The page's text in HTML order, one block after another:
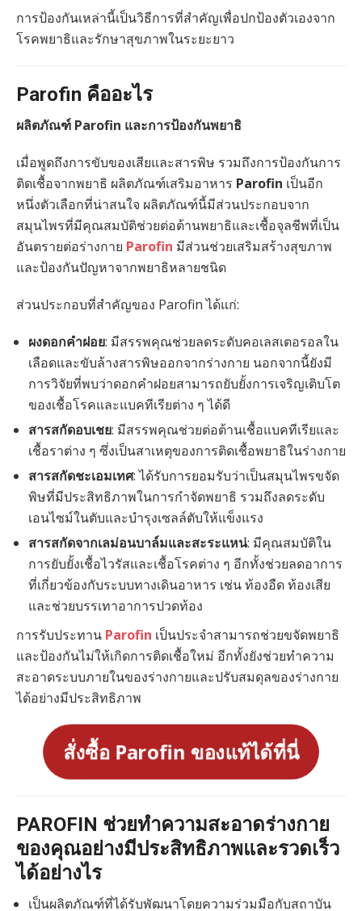
การป้องกันเหล่านี้เป็นวิธีการที่สำคัญเพื่อปกป้องตัวเองจาก
โรคพยาธิและรักษาสุขภาพในระยะยาว
Parofin คืออะไร
ผลิตภัณฑ์ Parofin และการป้องกันพยาธิ
เมื่อพูดถึงการขับของเสียและสารพิษ รวมถึงการป้องกันการ
ติดเชื้อจากพยาธิ ผลิตภัณฑ์เสริมอาหาร Parofin เป็นอีก
หนึ่งตัวเลือกที่น่าสนใจ ผลิตภัณฑ์นี้มีส่วนประกอบจาก
สมุนไพรที่มีคุณสมบัติช่วยต่อต้านพยาธิและเชื้อจุลชีพที่เป็น
อันตรายต่อร่างกาย Parofin มีส่วนช่วยเสริมสร้างสุขภาพ
และป้องกันปัญหาจากพยาธิหลายชนิด
ส่วนประกอบที่สำคัญของ Parofin ได้แก่:
ผงดอกคำฝอย: มีสรรพคุณช่วยลดระดับคอเลสเตอรอลใน
เลือดและขับล้างสารพิษออกจากร่างกาย นอกจากนี้ยังมี
การวิจัยที่พบว่าดอกคำฝอยสามารถยับยั้งการเจริญเติบโต
ของเชื้อโรคและแบคทีเรียต่าง ๆ ได้ดี
สารสกัดอบเชย: มีสรรพคุณช่วยต่อต้านเชื้อแบคทีเรียและ
เชื้อราต่าง ๆ ซึ่งเป็นสาเหตุของการติดเชื้อพยาธิในร่างกาย
สารสกัดชะเอมเทศ: ได้รับการยอมรับว่าเป็นสมุนไพรขจัด
พิษที่มีประสิทธิภาพในการกำจัดพยาธิ รวมถึงลดระดับ
เอนไซม์ในตับและบำรุงเซลล์ตับให้แข็งแรง
สารสกัดจากเลม่อนบาล์มและสะระแหน่: มีคุณสมบัติใน
การยับยั้งเชื้อไวรัสและเชื้อโรคต่าง ๆ อีกทั้งช่วยลดอาการ
ที่เกี่ยวข้องกับระบบทางเดินอาหาร เช่น ท้องอืด ท้องเสีย
และช่วยบรรเทาอาการปวดท้อง
การรับประทาน Parofin เป็นประจำสามารถช่วยขจัดพยาธิ
และป้องกันไม่ให้เกิดการติดเชื้อใหม่ อีกทั้งยังช่วยทำความ
สะอาดระบบภายในของร่างกายและปรับสมดุลของร่างกาย
ได้อย่างมีประสิทธิภาพ
สั่งซื้อ Parofin ของแท้ได้ที่นี่
PAROFIN ช่วยทำความสะอาดร่างกาย
ของคุณอย่างมีประสิทธิภาพและรวดเร็ว
ได้อย่างไร
เป็นผลิตภัณฑ์ที่ได้รับพัฒนาโดยความร่วมมือกับสถาบัน